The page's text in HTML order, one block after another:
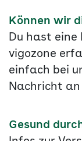
Können wir
Du hast eine
vigozone
einfach bei
Nachricht an
Gesund